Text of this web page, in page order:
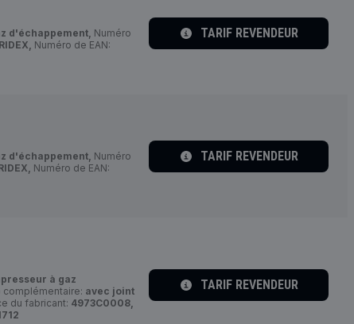
d'échappement, Numéro
RIDEX, Numéro de EAN:
TARIF REVENDEUR
d'échappement, Numéro
Numéro de EAN:
TARIF REVENDEUR
à gaz
avec joint
du fabricant: 4973C0008,
TARIF REVENDEUR